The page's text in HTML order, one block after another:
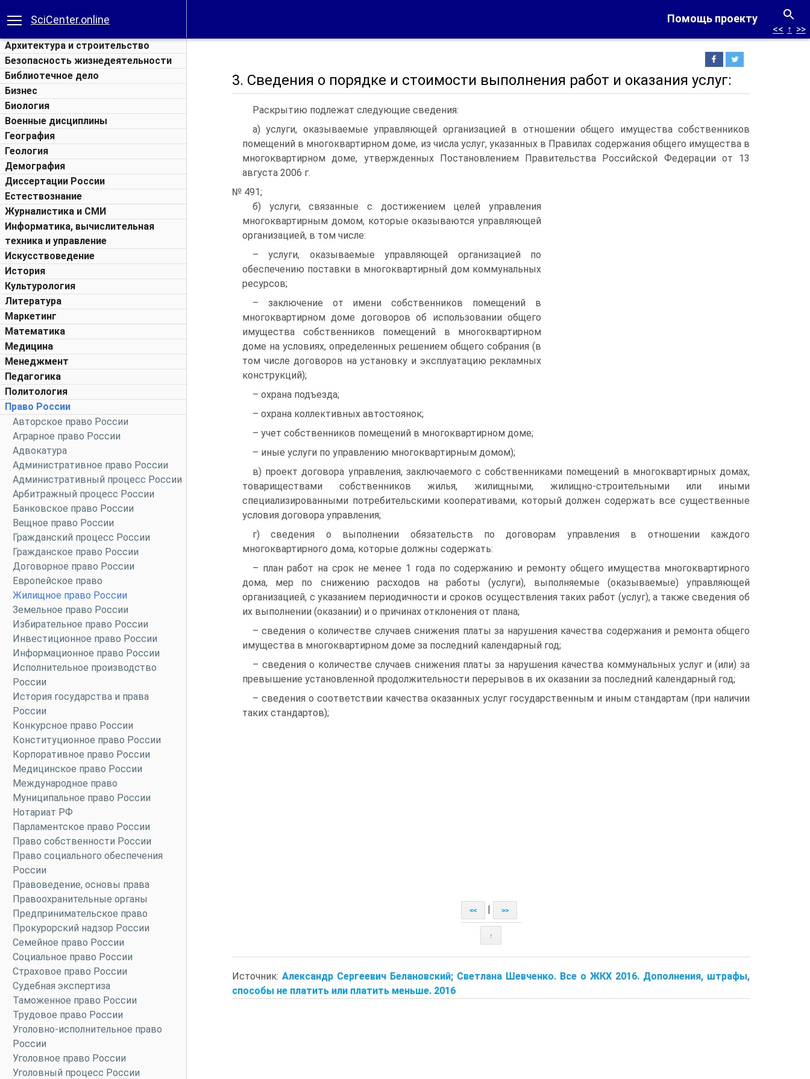
Помощь проекту
SciCenter.online
Архитектура и строительство
Безопасность жизнедеятельности
Библиотечное дело
Бизнес
Биология
Военные дисциплины
География
Геология
Демография
Диссертации России
Естествознание
Журналистика и СМИ
Информатика, вычислительная
техника и управление
Искусствоведение
История
Культурология
Литература
Маркетинг
Математика
Медицина
Менеджмент
Педагогика
Политология
Право России
Авторское право России
Аграрное право России
Адвокатура
Административное право России
Административный процесс России
Арбитражный процесс России
Банковское право России
Вещное право России
Гражданский процесс России
Гражданское право России
Договорное право России
Европейское право
Жилищное право России
Земельное право России
Избирательное право России
Инвестиционное право России
Информационное право России
Исполнительное производство
России
История государства и права
России
Конкурсное право России
Конституционное право России
Корпоративное право России
Медицинское право России
Международное право
Муниципальное право России
Нотариат РФ
Парламентское право России
Право собственности России
Право социального обеспечения
России
Правоведение, основы права
Правоохранительные органы
Предпринимательское право
Прокурорский надзор России
Семейное право России
Социальное право России
Страховое право России
Судебная экспертиза
Таможенное право России
Трудовое право России
Уголовно-исполнительное право
России
Уголовное право России
Уголовный процесс России
<< ↑ >>
3. Сведения о порядке и стоимости выполнения работ и оказания услуг:
Раскрытию подлежат следующие сведения:
а) услуги, оказываемые управляющей организацией в отношении общего имущества собственников
помещений в многоквартирном доме, из числа услуг, указанных в Правилах содержания общего имущества в
многоквартирном доме, утвержденных Постановлением Правительства Российской Федерации от 13
августа 2006 г.
№ 491;
б) услуги, связанные с достижением целей управления
многоквартирным домом, которые оказываются управляющей
организацией, в том числе:
– услуги, оказываемые управляющей организацией по
обеспечению поставки в многоквартирный дом коммунальных
ресурсов;
– заключение от имени собственников помещений в
многоквартирном доме договоров об использовании общего
имущества собственников помещений в многоквартирном
доме на условиях, определенных решением общего собрания (в
том числе договоров на установку и эксплуатацию рекламных
конструкций);
– охрана подъезда;
– охрана коллективных автостоянок;
– учет собственников помещений в многоквартирном доме;
– иные услуги по управлению многоквартирным домом);
в) проект договора управления, заключаемого с собственниками помещений в многоквартирных домах,
товариществами собственников жилья, жилищными, жилищно-строительными или иными
специализированными потребительскими кооперативами, который должен содержать все существенные
условия договора управления;
г) сведения о выполнении обязательств по договорам управления в отношении каждого
многоквартирного дома, которые должны содержать:
– план работ на срок не менее 1 года по содержанию и ремонту общего имущества многоквартирного
дома, мер по снижению расходов на работы (услуги), выполняемые (оказываемые) управляющей
организацией, с указанием периодичности и сроков осуществления таких работ (услуг), а также сведения об
их выполнении (оказании) и о причинах отклонения от плана;
– сведения о количестве случаев снижения платы за нарушения качества содержания и ремонта общего
имущества в многоквартирном доме за последний календарный год;
– сведения о количестве случаев снижения платы за нарушения качества коммунальных услуг и (или) за
превышение установленной продолжительности перерывов в их оказании за последний календарный год;
– сведения о соответствии качества оказанных услуг государственным и иным стандартам (при наличии
таких стандартов);
<< >>
↑
Источник: Александр Сергеевич Белановский; Светлана Шевченко. Все о ЖКХ 2016. Дополнения, штрафы,
способы не платить или платить меньше. 2016